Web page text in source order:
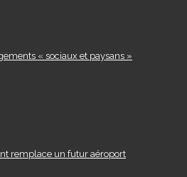
« sociaux et paysans »
remplace un futur aéroport